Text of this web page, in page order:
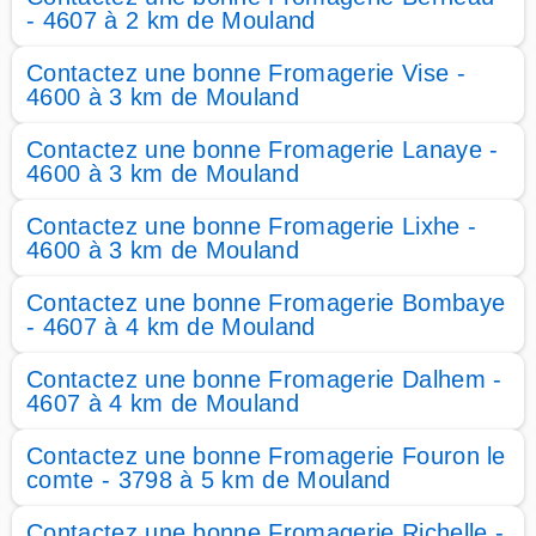
- 4607 à 2 km de Mouland
Contactez une bonne Fromagerie Vise -
4600 à 3 km de Mouland
Contactez une bonne Fromagerie Lanaye -
4600 à 3 km de Mouland
Contactez une bonne Fromagerie Lixhe -
4600 à 3 km de Mouland
Contactez une bonne Fromagerie Bombaye
- 4607 à 4 km de Mouland
Contactez une bonne Fromagerie Dalhem -
4607 à 4 km de Mouland
Contactez une bonne Fromagerie Fouron le
comte - 3798 à 5 km de Mouland